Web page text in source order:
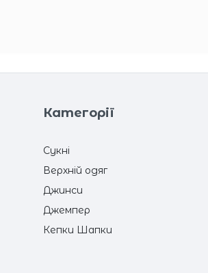
Категорії
Сукні
Верхній одяг
Джинси
Джемпер
Кепки Шапки